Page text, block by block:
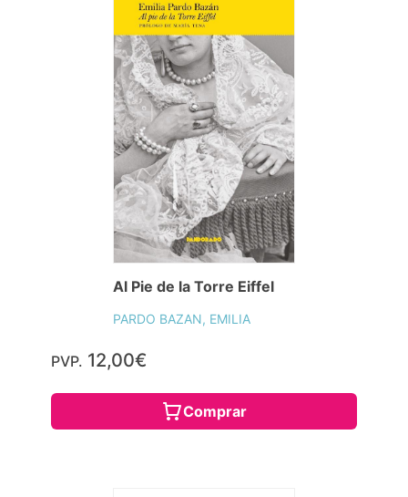
Al Pie de la Torre Eiffel
PARDO BAZAN, EMILIA
PVP. 12,00€
Comprar